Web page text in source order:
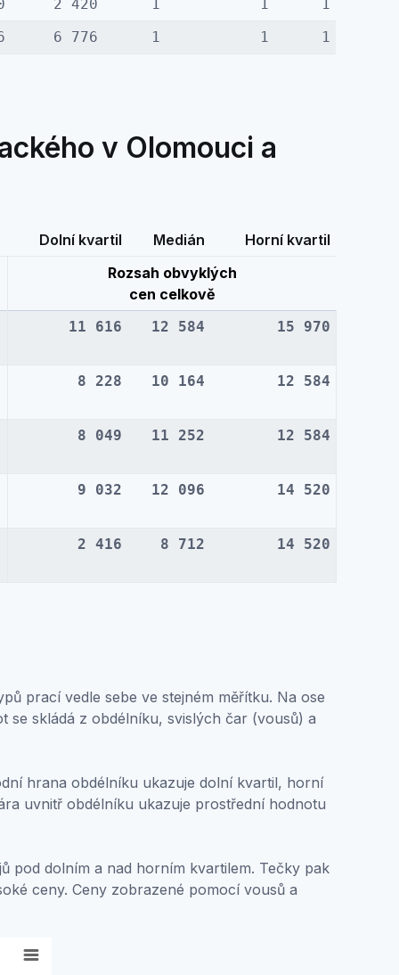
2 420 1 1 1
6 776 1 1 1
v Olomouci a
Dolní kvartil Medián
Horní kvartil
Rozsah obvyklých
cen celkově
11 616 12 584 15 970
8 228 10 164 12 584
8 049 11 252 12 584
9 032 12 096 14 520
2 416 8 712 14 520
prací vedle sebe ve stejném měřítku. Na ose
se skládá z obdélníku, svislých čar (vousů) a
hrana obdélníku ukazuje dolní kvartil, horní
uvnitř obdélníku ukazuje prostřední hodnotu
pod dolním a nad horním kvartilem. Tečky pak
ceny. Ceny zobrazené pomocí vousů a